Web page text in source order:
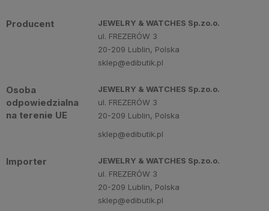
Producent
JEWELRY & WATCHES Sp.zo.o.
ul. FREZERÓW 3
20-209 Lublin, Polska
sklep@edibutik.pl
Osoba
odpowiedzialna
na terenie UE
JEWELRY & WATCHES Sp.zo.o.
ul. FREZERÓW 3
20-209 Lublin, Polska
sklep@edibutik.pl
Importer
JEWELRY & WATCHES Sp.zo.o.
ul. FREZERÓW 3
20-209 Lublin, Polska
sklep@edibutik.pl